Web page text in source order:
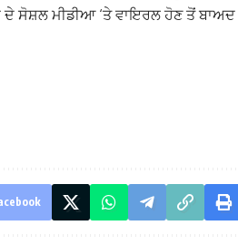
ਸੋਸ਼ਲ ਮੀਡੀਆ ‘ਤੇ ਵਾਇਰਲ ਹੋਣ ਤੋਂ ਬਾਅਦ